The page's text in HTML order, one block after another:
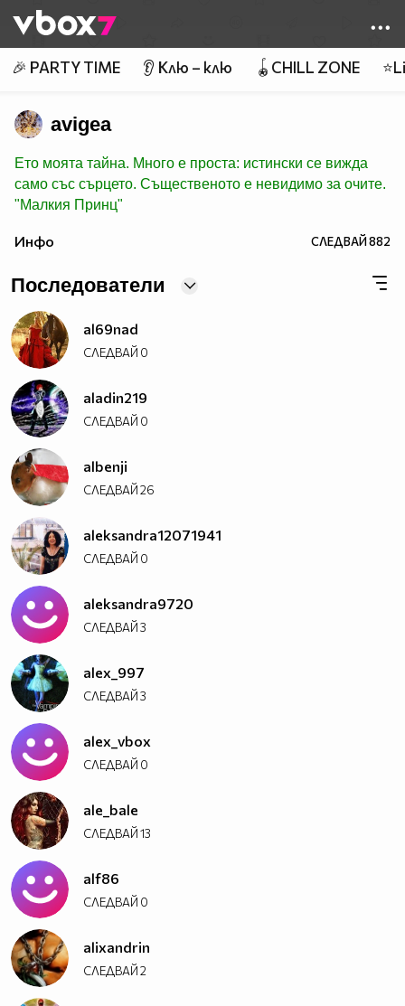
👾
🎉 PARTY TIME 👂 Клю – клю 🪀CHILL ZONE
avigea
Ето моята тайна. Много е проста: истински се вижда
само със сърцето. Същественото е невидимо за очите.
"Малкия Принц"
Инфо СЛЕДВАЙ882
Последователи
al69nad
СЛЕДВАЙ 0
aladin219
СЛЕДВАЙ 0
albenji
СЛЕДВАЙ26
aleksandra12071941
СЛЕДВАЙ 0
aleksandra9720
СЛЕДВАЙ3
alex_997
СЛЕДВАЙ3
alex_vbox
СЛЕДВАЙ 0
ale_bale
СЛЕДВАЙ13
alf86
СЛЕДВАЙ 0
alixandrin
СЛЕДВАЙ2